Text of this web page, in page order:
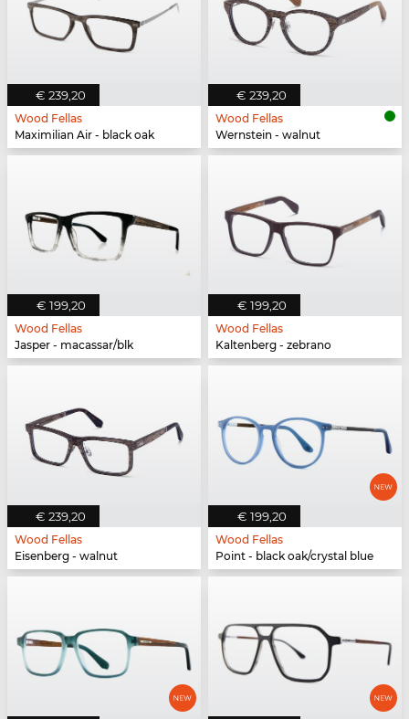
€ 239,20
Wood Fellas
Maximilian Air - black oak
€ 239,20
Wood Fellas
Wernstein - walnut
€ 199,20
Wood Fellas
Jasper - macassar/blk
€ 199,20
Wood Fellas
Kaltenberg - zebrano
€ 239,20
Wood Fellas
Eisenberg - walnut
€ 199,20
Wood Fellas
Point - black oak/crystal blue